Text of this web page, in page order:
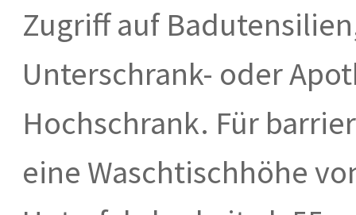
Zugriff auf
Unterschrank- oder
Hochschrank. Für
eine Waschtischhöhe